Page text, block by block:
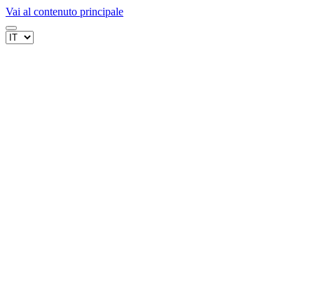
Vai al contenuto principale